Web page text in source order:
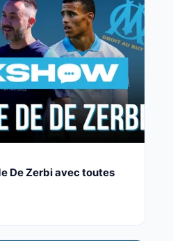
De Zerbi avec toutes